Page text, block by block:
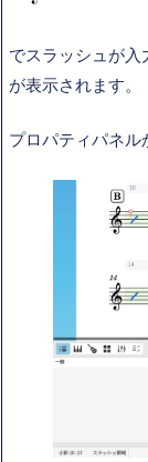
でスラッシュが入
が表示されます。
プロパティパネル